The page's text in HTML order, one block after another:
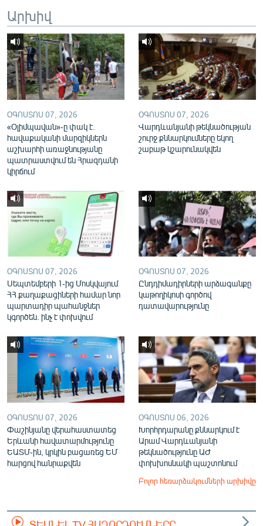
English
Русский
ՀԵՏԵՎԵՔ ՄԵԶ
«Ազատության» բոլոր կայքերը
Արխիվ
ՕԳՈՍՏՈՍ 07, 2026
«Օլիմպավան»-ը փակ է.
հավաքականի մարզիկներն
աշխարհի առաջնությանը
պատրաստվում են Հրազդանի
կիրճում
ՕԳՈՍՏՈՍ 07, 2026
Վարդևանյանի թեկնածության
շուրջ քննարկումները եկող
շաբաթ կշարունակվեն
ՕԳՈՍՏՈՍ 07, 2026
Սեպտեմբերի 1-ից Մոսկվայում
ՀՀ քաղաքացիների համար նոր
պարտադիր պահանջներ
կգործեն. ինչ է փոխվում
ՕԳՈՍՏՈՍ 07, 2026
Ընդդիմադիրների արձագանքը
կաթողիկոսի գործով
դատավարությունը
ՕԳՈՍՏՈՍ 07, 2026
Փաշինյանը վերահաստատեց
Երևանի հավատարմությունը
ԵԱՏՄ-ին, կրկին բացառեց ԵՄ
հարցով հանրաքվեն
ՕԳՈՍՏՈՍ 06, 2026
Խորհրդարանը քննարկում է
Արամ Վարդևանյանի
թեկնածությունը ԱԺ
փոխխոսնակի պաշտոնում
Բոլոր հեռարձակումների արխիվը